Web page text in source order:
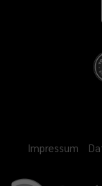
Impressum